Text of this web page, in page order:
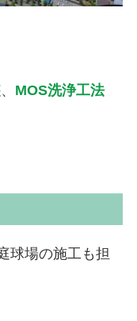
、 MOS洗浄工法
球場の施工も担